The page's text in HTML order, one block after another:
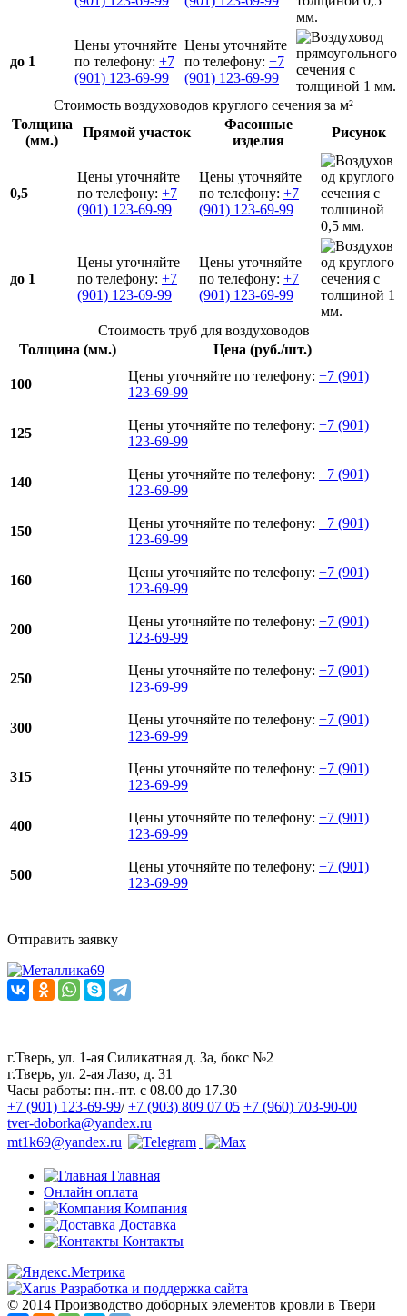
до 1
Цены уточняйте
по телефону: +7
(901) 123-69-99
Цены уточняйте
по телефону: +7
(901) 123-69-99
Стоимость воздуховодов круглого сечения за м²
Толщина
(мм.)
Прямой участок
Фасонные
изделия
Рисунок
0,5
Цены уточняйте
по телефону: +7
(901) 123-69-99
Цены уточняйте
по телефону: +7
(901) 123-69-99
до 1
Цены уточняйте
по телефону: +7
(901) 123-69-99
Цены уточняйте
по телефону: +7
(901) 123-69-99
Стоимость труб для воздуховодов
Толщина (мм.)
Цена (руб./шт.)
100
Цены уточняйте по телефону: +7 (901)
123-69-99
125
Цены уточняйте по телефону: +7 (901)
123-69-99
140
Цены уточняйте по телефону: +7 (901)
123-69-99
150
Цены уточняйте по телефону: +7 (901)
123-69-99
160
Цены уточняйте по телефону: +7 (901)
123-69-99
200
Цены уточняйте по телефону: +7 (901)
123-69-99
250
Цены уточняйте по телефону: +7 (901)
123-69-99
300
Цены уточняйте по телефону: +7 (901)
123-69-99
315
Цены уточняйте по телефону: +7 (901)
123-69-99
400
Цены уточняйте по телефону: +7 (901)
123-69-99
500
Цены уточняйте по телефону: +7 (901)
123-69-99
Отправить заявку
г.Тверь, ул. 1-ая Силикатная д. 3а, бокс №2
г.Тверь, ул. 2-ая Лазо, д. 31
Часы работы: пн.-пт. с 08.00 до 17.30
+7 (901) 123-69-99/+7 (903) 809 07 05 +7 (960) 703-90-00
tver-doborka@yandex.ru
mt1k69@yandex.ru
Главная
Онлайн оплата
Компания
Доставка
Контакты
Разработка и поддержка сайта
© 2014 Производство доборных элементов кровли в Твери